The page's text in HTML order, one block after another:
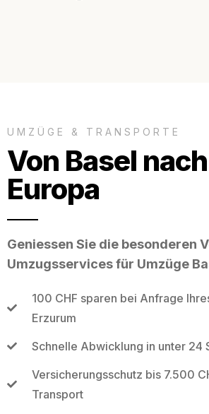
UMZÜGE & TRANSPORTE
Von Basel
Europa
Geniessen Sie die besonderen
Umzugsservices für Umzüge
100 CHF sparen bei Anfrage
Erzurum
Schnelle Abwicklung in unter 24
Versicherungsschutz bis 7.500
Transport